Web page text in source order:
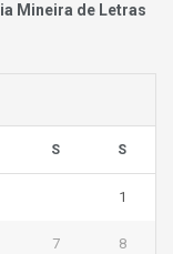
Mineira de Letras
S S
1
7 8